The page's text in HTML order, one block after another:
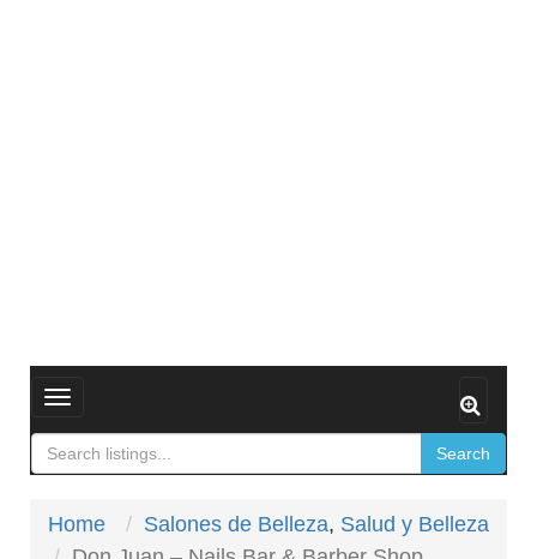
Toggle
navigation
Search
Home Salones de Belleza, Salud y Belleza